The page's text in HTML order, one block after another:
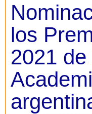
los
2021 de